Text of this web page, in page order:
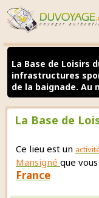
La Base de Loisirs
infrastructures
de la baignade.
La Base de
Ce lieu est un
Mansigné que
France